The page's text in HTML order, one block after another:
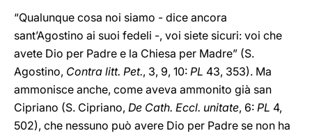
“Qualunque cosa noi siamo - dice ancora
sant’Agostino ai suoi fedeli -, voi siete sicuri: voi che
avete Dio per Padre e la Chiesa per Madre” (S.
Agostino, Contra litt. Pet., 3, 9, 10: PL 43, 353). Ma
ammonisce anche, come aveva ammonito già san
Cipriano (S. Cipriano, De Cath. Eccl. unitate, 6: PL 4,
502), che nessuno può avere Dio per Padre se non ha